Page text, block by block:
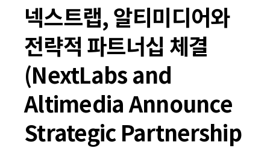
넥스트랩, 알티미디어와
전략적 파트너십 체결
(NextLabs and
Altimedia Announce
Strategic Partnership